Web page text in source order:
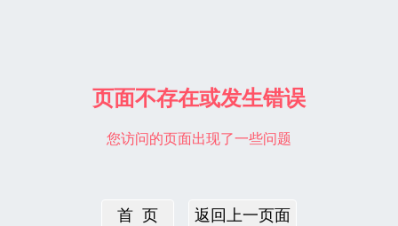
页面不存在或发生错误
您访问的页面出现了一些问题
首 页 返回上一页面